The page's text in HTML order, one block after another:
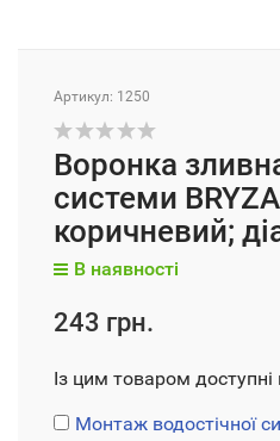
Артикул: 1250
Воронка
системи
коричневий;
В наявності
243 грн.
Із цим товаром доступні
Монтаж водостічної